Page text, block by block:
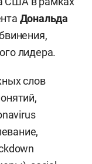
Дональда
лидера.
слов